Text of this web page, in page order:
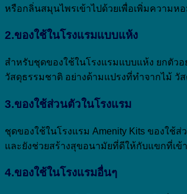
หรือกลิ่นสมุนไพรเข้าไปด้วยเพื่อเพิ่มความห
2.ของใช้ในโรงแรมแบบแห้ง
สำหรับชุดของใช้ในโรงแรมแบบแห้ง ยกตัว
วัสดุธรรมชาติ อย่างด้ามแปรงที่ทำจากไม้ วั
3.ของใช้ส่วนตัวในโรงแรม
ชุดของใช้ในโรงแรม Amenity Kits ของใช้
และยังช่วยสร้างสุขอนามัยที่ดีให้กับแขกที่เข้
4.ของใช้ในโรงแรมอื่นๆ